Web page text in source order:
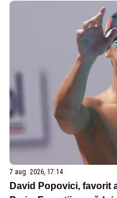
7 aug. 2026, 17:14
David Popovici, favorit